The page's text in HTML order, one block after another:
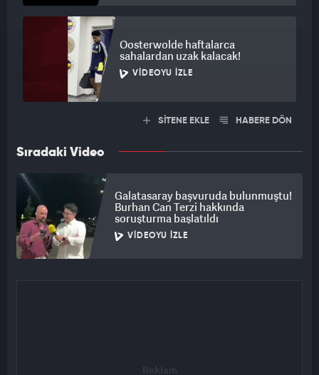
Oosterwolde haftalarca
sahalardan uzak kalacak!
VIDEOYU İZLE
SİTENE EKLE HABERE DÖN
Sıradaki Video
Galatasaray başvuruda bulunmuştu!
Burhan Can Terzi hakkında
soruşturma başlatıldı
VIDEOYU İZLE